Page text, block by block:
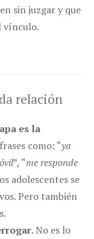
sin juzgar y que
vínculo.
relación
es la
como: “ya
”, “me responde
adolescentes se
Pero también
. No es lo